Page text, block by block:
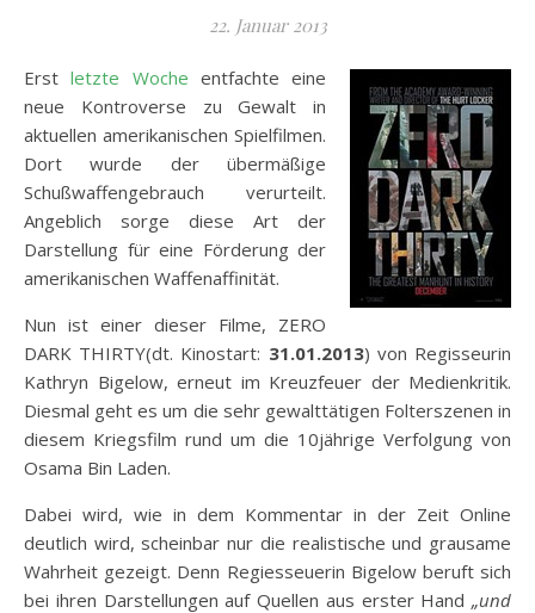
22. Januar 2013
Erstletzte Woche entfachte eine
neue Kontroverse zu Gewalt in
aktuellen amerikanischen Spielfilmen.
Dort wurde der übermäßige
Schußwaffengebrauch verurteilt.
Angeblich sorge diese Art der
Darstellung für eine Förderung der
amerikanischen Waffenaffinität.
Nun ist einer dieser Filme, ZERO
DARK THIRTY(dt. Kinostart: 31.01.2013) von Regisseurin
Kathryn Bigelow, erneut im Kreuzfeuer der Medienkritik.
Diesmal geht es um die sehr gewalttätigen Folterszenen in
diesem Kriegsfilm rund um die 10jährige Verfolgung von
Osama Bin Laden.
Dabei wird, wie in dem Kommentar in der Zeit Online
deutlich wird, scheinbar nur die realistische und grausame
Wahrheit gezeigt. Denn Regiesseuerin Bigelow beruft sich
bei ihren Darstellungen auf Quellen aus erster Hand „und